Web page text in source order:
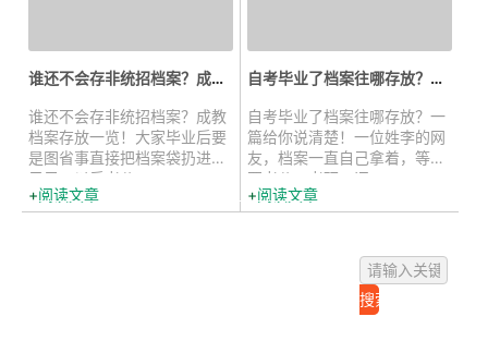
谁还不会存非统招档案？成教档案存...
谁还不会存非统招档案？成教
档案存放一览！大家毕业后要
是图省事直接把档案袋扔进柜
子里，以后考公...
阅读文章
自考毕业了档案往哪存放？一篇给你...
自考毕业了档案往哪存放？一
篇给你说清楚！一位姓李的网
友，档案一直自己拿着，等到
要考公、考研、评...
阅读文章